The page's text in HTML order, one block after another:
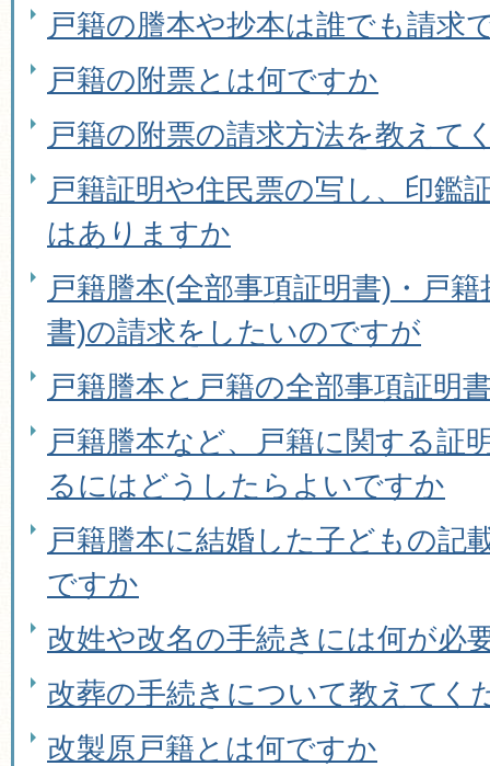
戸籍の謄本や抄本は誰でも請求
戸籍の附票とは何ですか
戸籍の附票の請求方法を教えて
戸籍証明や住民票の写し、印鑑
はありますか
戸籍謄本(全部事項証明書)・戸
書)の請求をしたいのですが
戸籍謄本と戸籍の全部事項証明
戸籍謄本など、戸籍に関する証
るにはどうしたらよいですか
戸籍謄本に結婚した子どもの記
ですか
改姓や改名の手続きには何が必
改葬の手続きについて教えてく
改製原戸籍とは何ですか